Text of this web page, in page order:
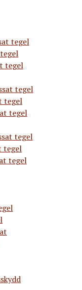
tegel
tegel
tegel
tegel
tegel
tegel
tegel
tegel